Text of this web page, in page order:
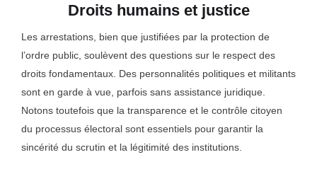
Droits humains et justice
Les arrestations, bien que justifiées par la protection de
l’ordre public, soulèvent des questions sur le respect des
droits fondamentaux. Des personnalités politiques et militants
sont en garde à vue, parfois sans assistance juridique.
Notons toutefois que la transparence et le contrôle citoyen
du processus électoral sont essentiels pour garantir la
sincérité du scrutin et la légitimité des institutions.